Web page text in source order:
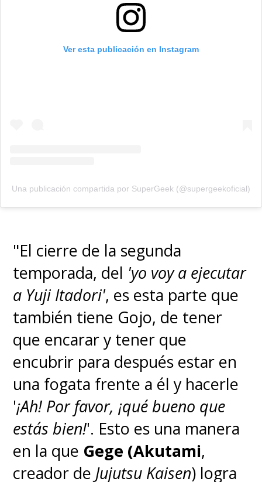
Ver esta publicación en Instagram
Una publicación compartida por SuperGeek (@supergeekoficial)
"El cierre de la segunda
temporada, del 'yo voy a ejecutar
a Yuji Itadori', es esta parte que
también tiene Gojo, de tener
que encarar y tener que
encubrir para después estar en
una fogata frente a él y hacerle
'¡Ah! Por favor, ¡qué bueno que
estás bien!'. Esto es una manera
en la que Gege (Akutami,
creador de Jujutsu Kaisen) logra